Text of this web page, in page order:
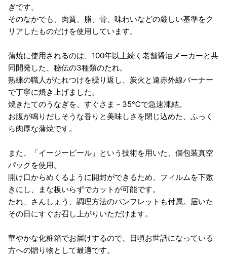
ぎです。
そのなかでも、肉質、脂、骨、味わいなどの厳しい基準をク
リアしたものだけを使用しています。
蒲焼に使用されるのは、100年以上続く老舗醤油メーカーと共
同開発した、秘伝の3種類のたれ。
熟練の職人がたれつけを繰り返し、炭火と遠赤外線バーナー
で丁寧に焼き上げました。
焼きたてのうなぎを、すぐさま－35℃で急速凍結。
お腹が鳴りだしそうな香りと美味しさを閉じ込めた、ふっく
ら肉厚な蒲焼です。
また、「イージーピール」という技術を用いた、個包装真空
パックを使用。
開け口からめくるように開封ができるため、フィルムを下敷
きにし、まな板いらずでカットが可能です。
たれ、さんしょう、調理方法のパンフレットも付属。届いた
その日にすぐお召し上がりいただけます。
華やかな化粧箱でお届けするので、日頃お世話になっている
方への贈り物として最適です。